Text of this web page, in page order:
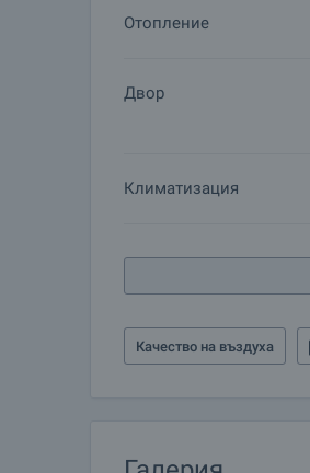
Отопление
Двор
Климатизация
Качество на въздуха